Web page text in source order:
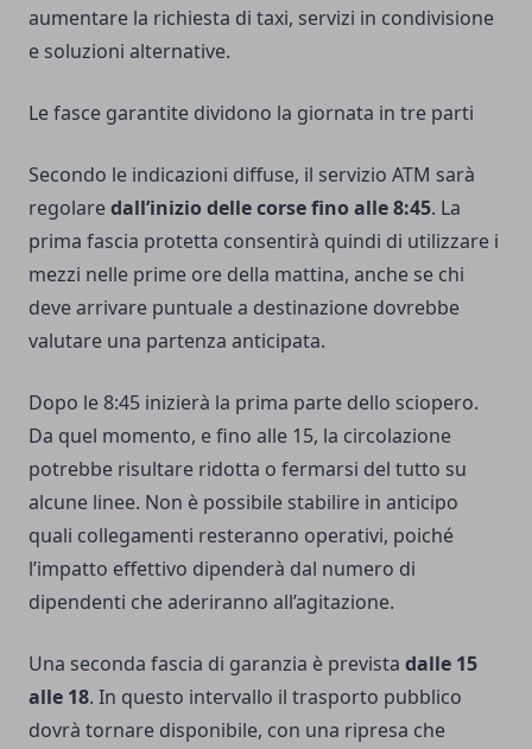
aumentare la richiesta di taxi, servizi in condivisione
e soluzioni alternative.
Le fasce garantite dividono la giornata in tre parti
Secondo le indicazioni diffuse, il servizio ATM sarà
regolaredall’inizio delle corse fino alle 8:45. La
prima fascia protetta consentirà quindi di utilizzare i
mezzi nelle prime ore della mattina, anche se chi
deve arrivare puntuale a destinazione dovrebbe
valutare una partenza anticipata.
Dopo le 8:45 inizierà la prima parte dello sciopero.
Da quel momento, e fino alle 15, la circolazione
potrebbe risultare ridotta o fermarsi del tutto su
alcune linee. Non è possibile stabilire in anticipo
quali collegamenti resteranno operativi, poiché
l’impatto effettivo dipenderà dal numero di
dipendenti che aderiranno all’agitazione.
Una seconda fascia di garanzia è prevista dalle 15
alle 18. In questo intervallo il trasporto pubblico
dovrà tornare disponibile, con una ripresa che